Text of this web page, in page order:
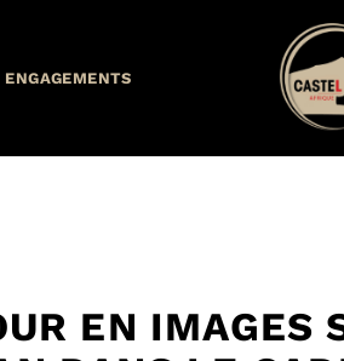
ENGAGEMENTS
EN IMAGES